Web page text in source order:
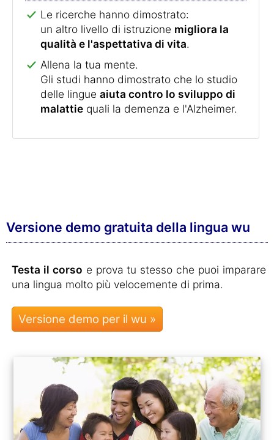
Le ricerche hanno dimostrato:
un altro livello di istruzione migliora la
qualità e l'aspettativa di vita.
Allena la tua mente.
Gli studi hanno dimostrato che lo studio
delle lingue aiuta contro lo sviluppo di
malattie quali la demenza e l'Alzheimer.
Versione demo gratuita della lingua wu
Testa il corso e prova tu stesso che puoi imparare
una lingua molto più velocemente di prima.